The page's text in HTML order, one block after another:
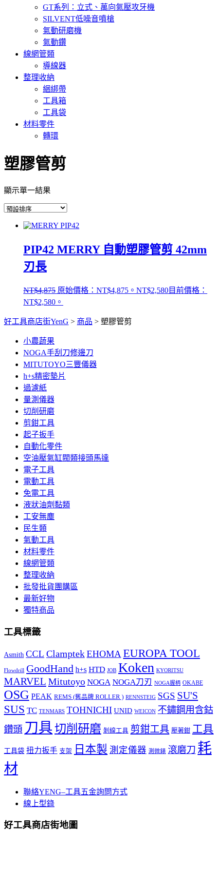
GT系列：立式、萬向氣壓攻牙機
SILVENT低噪音噴槍
氣動研磨機
氣動鑽
線網管類
導線器
整理收納
綑綁帶
工具箱
工具袋
材料零件
轉環
塑膠管剪
顯示單一結果
PIP42 MERRY 自動塑膠管剪 42mm
刃長
NT$4,875 原始價格：NT$4,875。 NT$2,580目前價格：
NT$2,580。
好工具商店街YenG > 商品 > 塑膠管剪
小農蔬果
NOGA手刮刀修邊刀
MITUTOYO三豐儀器
h+s精密墊片
過濾紙
量測儀器
切削研磨
剪鉗工具
起子扳手
自動化零件
空油壓氣缸閥類接頭馬達
電子工具
電動工具
免電工具
液狀油劑黏類
工安無塵
民生類
氣動工具
材料零件
線網管類
整理收納
批發批貨團購區
最新好物
獨特商品
工具標籤
Asmith CCL ClamptekEHOMA EUROPA TOOL
Flowdrill GoodHand h+s HTD JOB Koken KYORITSU
MARVEL Mitutoyo NOGA NOGA刀刃 NOGA握柄 OKABE
OSG PEAK REMS (舊品牌 ROLLER ) RENNSTEIG SGS SU'S
SUS TC TENMARS TOHNICHI UNID WEICON 不鏽鋼用含鈷
鑽頭 刀具切削研磨 剝線工具 剪鉗工具 壓著鉗 工具
工具袋 扭力扳手 支架 日本製 測定儀器 測微錶 滾磨刀 耗
材
聯絡YENG–工具五金詢問方式
線上型錄
好工具商店街地圖